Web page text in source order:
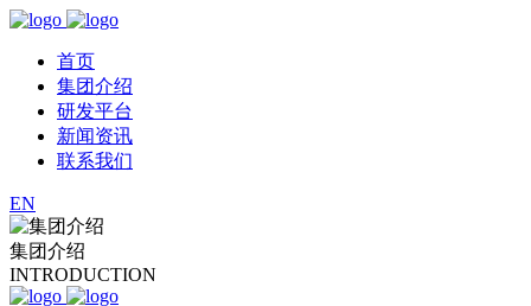
首页
集团介绍
研发平台
新闻资讯
联系我们
EN
集团介绍
INTRODUCTION